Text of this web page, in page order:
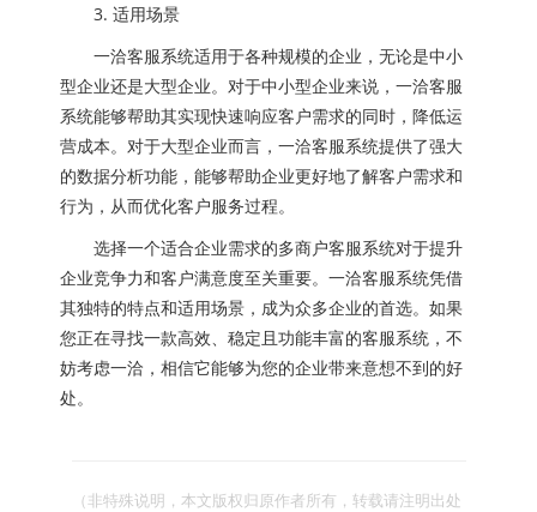
3. 适用场景
一洽客服系统适用于各种规模的企业，无论是中小
型企业还是大型企业。对于中小型企业来说，一洽客服
系统能够帮助其实现快速响应客户需求的同时，降低运
营成本。对于大型企业而言，一洽客服系统提供了强大
的数据分析功能，能够帮助企业更好地了解客户需求和
行为，从而优化客户服务过程。
选择一个适合企业需求的多商户客服系统对于提升
企业竞争力和客户满意度至关重要。一洽客服系统凭借
其独特的特点和适用场景，成为众多企业的首选。如果
您正在寻找一款高效、稳定且功能丰富的客服系统，不
妨考虑一洽，相信它能够为您的企业带来意想不到的好
处。
（非特殊说明，本文版权归原作者所有，转载请注明出处